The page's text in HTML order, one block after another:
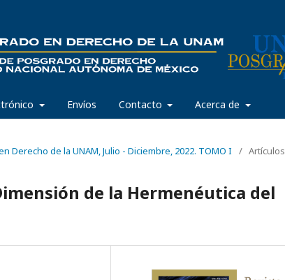
Envíos Contacto Acerca de
Derecho de la UNAM, Julio - Diciembre, 2022. TOMO I / Artículos
de la Hermenéutica del